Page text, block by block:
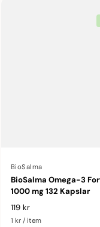
Av
BioSalma
BioSalma Omega-3
1000 mg 132 Kapslar
Ordinarie pris
119 kr
Enhetspris
1 kr / item